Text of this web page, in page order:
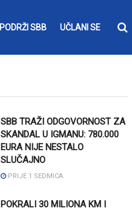
PODRŽI SBB UČLANI SE
SBB TRAŽI ODGOVORNOST ZA
SKANDAL U IGMANU: 780.000
EURA NIJE NESTALO
SLUČAJNO
PRIJE 1 SEDMICA
POKRALI 30 MILIONA KM I